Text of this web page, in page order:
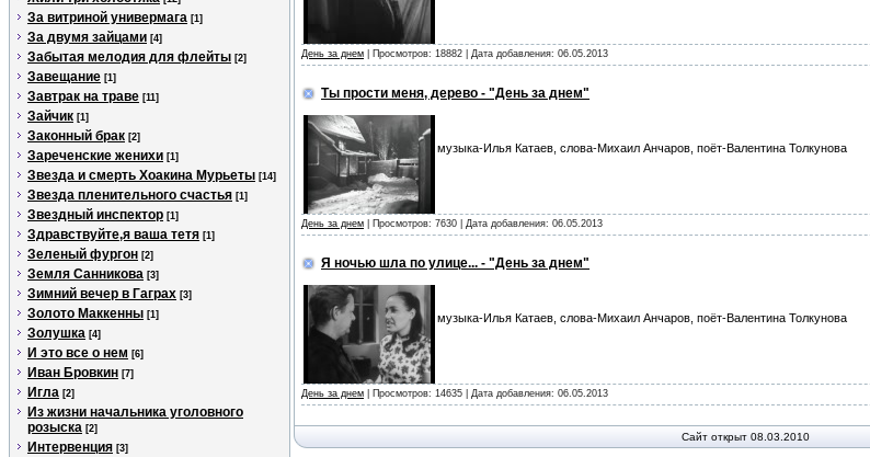
За витриной универмага [1]
За двумя зайцами [4]
Забытая мелодия для флейты [2]
Завещание [1]
Завтрак на траве [11]
Зайчик [1]
Законный брак [2]
Зареченские женихи [1]
Звезда и смерть Хоакина Мурьеты [14]
Звезда пленительного счастья [1]
Звездный инспектор [1]
Здравствуйте,я ваша тетя [1]
Зеленый фургон [2]
Земля Санникова [3]
Зимний вечер в Гаграх [3]
Золото Маккенны [1]
Золушка [4]
И это все о нем [6]
Иван Бровкин [7]
Игла [2]
Из жизни начальника уголовного
розыска [2]
Интервенция [3]
День за днем | Просмотров: 18882 | Дата добавления: 06.05.2013
Ты прости меня, дерево - "День за днем"
музыка-Илья Катаев, слова-Михаил Анчаров, поёт-Валентина Толкунова
День за днем | Просмотров: 7630 | Дата добавления: 06.05.2013
Я ночью шла по улице... - "День за днем"
музыка-Илья Катаев, слова-Михаил Анчаров, поёт-Валентина Толкунова
День за днем | Просмотров: 14635 | Дата добавления: 06.05.2013
Сайт открыт 08.03.2010